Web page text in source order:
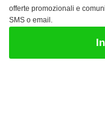
offerte promozionali e
SMS o email.